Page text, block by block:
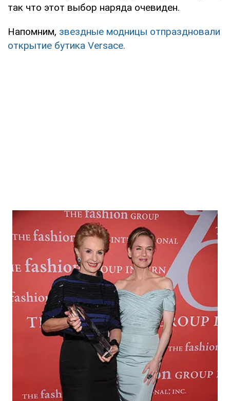
так что этот выбор наряда очевиден.
Напомним, звездные модницы отпраздновали
открытие бутика Versace.